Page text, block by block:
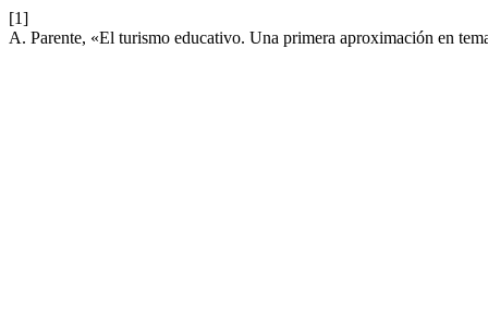
[1]
A. Parente, «El turismo educativo. Una primera aproximación en